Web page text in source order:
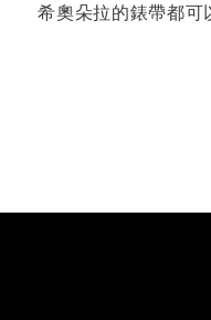
希奧朵拉的錶帶都可